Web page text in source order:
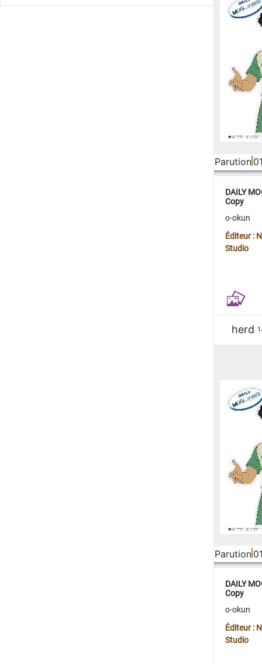
Parution
DAILY
Copy
o-okun
Éditeur :
Studio
herd
Parution
DAILY
Copy
o-okun
Éditeur :
Studio